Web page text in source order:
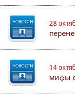
28
14
мифы